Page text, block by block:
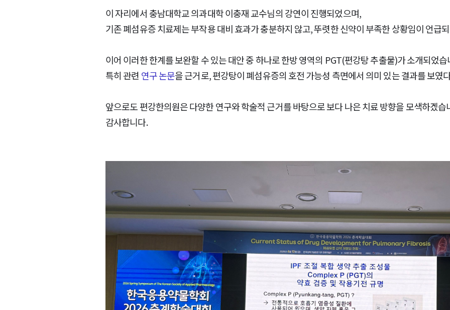
이 자리에서 충남대학교 의과대학 이충재 교수님의 강연이 진행되었으며,
기존 폐섬유증 치료제는 부작용 대비 효과가 충분하지 않고, 뚜렷한 신약이 부족한 상황임이 언급
이어 이러한 한계를 보완할 수 있는 대안 중 하나로 한방 영역의 PGT(편강탕 추출물)가 소개되었습
특히 관련 연구 논문을 근거로, 편강탕이 폐섬유증의 호전 가능성 측면에서 의미 있는 결과를 보였
앞으로도 편강한의원은 다양한 연구와 학술적 근거를 바탕으로 보다 나은 치료 방향을 모색하겠습
감사합니다.